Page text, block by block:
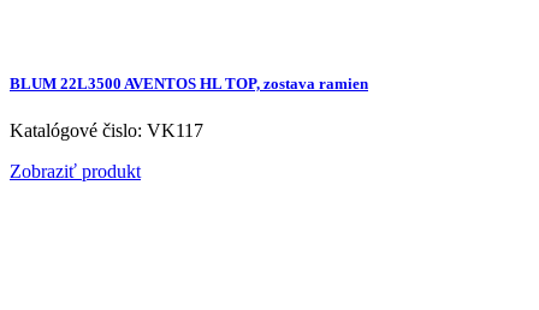
BLUM 22L3500 AVENTOS HL TOP, zostava ramien
Katalógové čislo: VK117
Zobraziť produkt